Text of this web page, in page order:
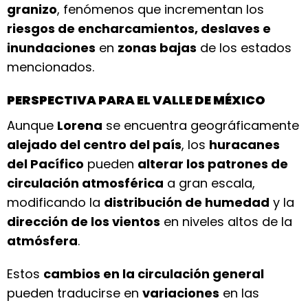
granizo, fenómenos que incrementan los
riesgos de encharcamientos, deslaves e
inundaciones en zonas bajas de los estados
mencionados.
PERSPECTIVA PARA EL VALLE DE MÉXICO
Aunque Lorena se encuentra geográficamente
alejado del centro del país, los huracanes
del Pacífico pueden alterar los patrones de
circulación atmosférica a gran escala,
modificando la distribución de humedad y la
dirección de los vientos en niveles altos de la
atmósfera.
Estos cambios en la circulación general
pueden traducirse en variaciones en las